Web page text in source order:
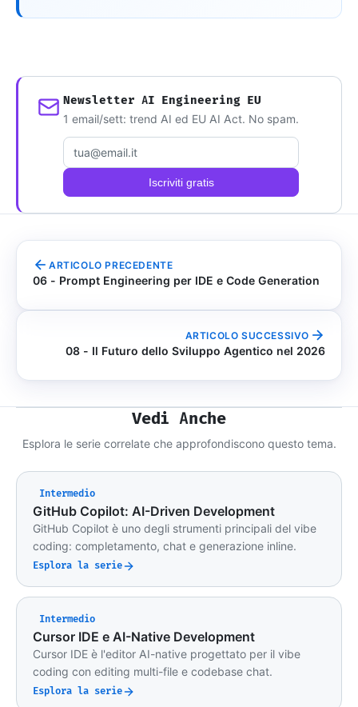
Newsletter AI Engineering EU
1 email/sett: trend AI ed EU AI Act. No spam.
Email Iscriviti gratis
ARTICOLO PRECEDENTE
06 - Prompt Engineering per IDE e Code Generation
ARTICOLO SUCCESSIVO
08 - Il Futuro dello Sviluppo Agentico nel 2026
Vedi Anche
Esplora le serie correlate che approfondiscono questo tema.
Intermedio
GitHub Copilot: AI-Driven Development
GitHub Copilot è uno degli strumenti principali del vibe
coding: completamento, chat e generazione inline.
Esplora la serie
Intermedio
Cursor IDE e AI-Native Development
Cursor IDE è l'editor AI-native progettato per il vibe
coding con editing multi-file e codebase chat.
Esplora la serie